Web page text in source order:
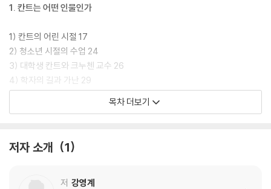
의 사상을 간략히 설명하고 칸트 철학과의 관계를 보여줌으로써, 칸트가
저자 강영계 교수는 수십 권의 저서와 번역서를 통해 우리 철학계에 큰 기
여를 했으며, 현재도 일반 독자와 청소년들을 위한 집필과 철학 고전 번역
활동을 계속하고 있다. 이 책은 인문학적 교양을 쌓고자 하는 일반 독자와
철학 입문자들에게 좋은 안내서가 될 것이다.
1. 칸트는 어떤 인물인가
1) 칸트의 어린 시절 17
2) 청소년 시절의 수업 24
3) 대학생 칸트와 크누첸 교수 26
4) 학자의 길과 가난 29
5) 시간강사 칸트 31
2) 정교수가 된 후 10년간의 침묵 40
목차 더보기
저자 소개 1
저 강영계